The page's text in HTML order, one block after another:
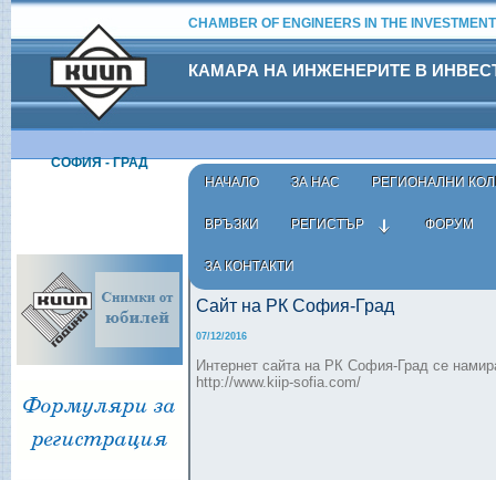
СОФИЯ - ГРАД
CHAMBER OF ENGINEERS IN THE
КАМАРА НА ИНЖЕНЕРИТЕ В
НАЧАЛО ЗА НАС РЕГИОНАЛНИ
ВРЪЗКИ РЕГИСТЪР ФОРУМ
ЗА КОНТАКТИ
Начало› Актуално
Сайт на РК София-Град
07/12/2016
Интернет сайта на РК София-Град се
http://www.kiip-sofia.com/